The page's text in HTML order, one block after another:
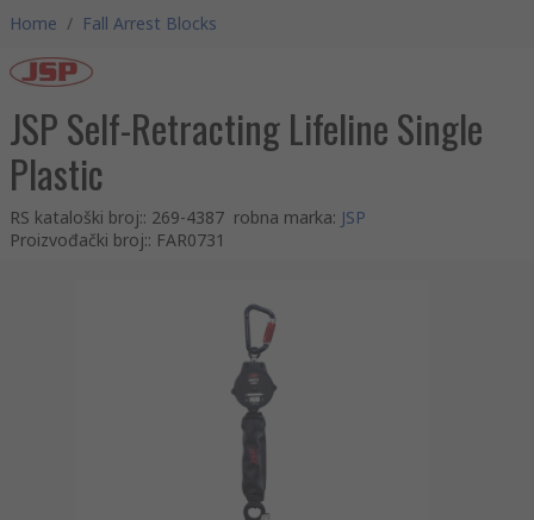
Home / Fall Arrest Blocks
JSP Self-Retracting Lifeline Single
Plastic
RS kataloški broj:: 269-4387 robna marka: JSP
Proizvođački broj:: FAR0731